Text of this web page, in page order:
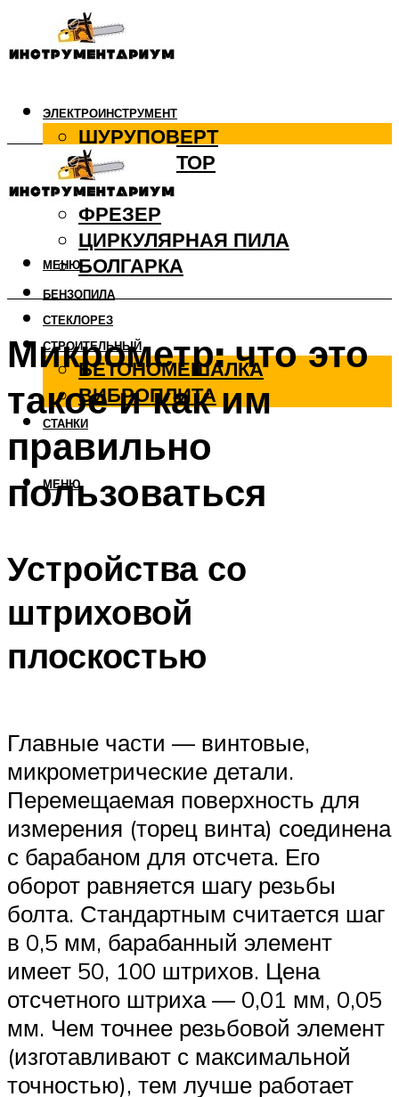
ЭЛЕКТРОИНСТРУМЕНТ
ШУРУПОВЕРТ
ПЕРФОРАТОР
ДРЕЛЬ
ФРЕЗЕР
ЦИРКУЛЯРНАЯ ПИЛА
БОЛГАРКА
БЕНЗОПИЛА
СТЕКЛОРЕЗ
СТРОИТЕЛЬНЫЙ
БЕТОНОМЕШАЛКА
ВИБРОПЛИТА
СТАНКИ
МЕНЮ
МЕНЮ
Микрометр: что это
такое и как им
правильно
пользоваться
Устройства со
штриховой
плоскостью
Главные части — винтовые,
микрометрические детали.
Перемещаемая поверхность для
измерения (торец винта) соединена
с барабаном для отсчета. Его
оборот равняется шагу резьбы
болта. Стандартным считается шаг
в 0,5 мм, барабанный элемент
имеет 50, 100 штрихов. Цена
отсчетного штриха — 0,01 мм, 0,05
мм. Чем точнее резьбовой элемент
(изготавливают с максимальной
точностью), тем лучше работает